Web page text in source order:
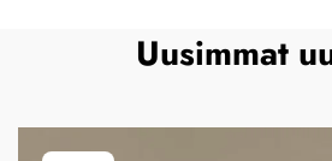
Uusimmat